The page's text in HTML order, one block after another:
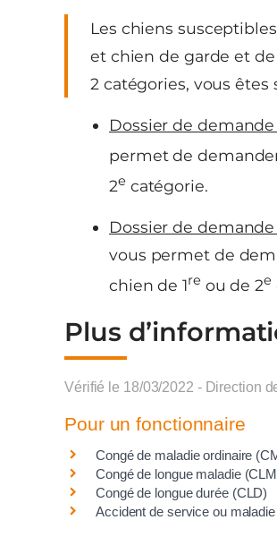
Les chiens
et chien de garde et
2 catégories, vous
Dossier de
permet de
2e catégorie.
Dossier de
vous permet de
chien de 1re ou de 2e
Plus
Vérifié le 18/03/2022 - Direction
Pour un fonctionnaire
Congé de maladie ordinaire
Congé de longue maladie
Congé de longue durée (CLD)
Accident de service ou